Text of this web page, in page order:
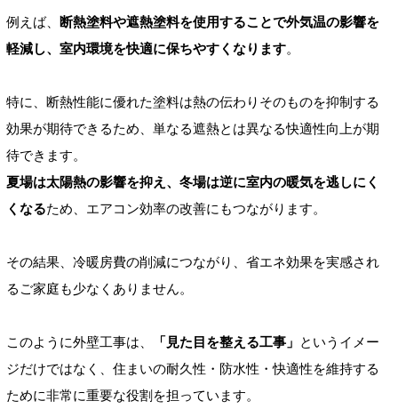
例えば、
断熱塗料や遮熱塗料を使用することで外気温の影響を
軽減し、室内環境を快適に保ちやすくなります。
特に、断熱性能に優れた塗料は熱の伝わりそのものを抑制する
効果が期待できるため、単なる遮熱とは異なる快適性向上が期
待できます。
夏場は太陽熱の影響を抑え、冬場は逆に室内の暖気を逃しにく
くなるため、エアコン効率の改善にもつながります。
その結果、冷暖房費の削減につながり、省エネ効果を実感され
るご家庭も少なくありません。
このように外壁工事は、 「見た目を整える工事」 というイメー
ジだけではなく、住まいの耐久性・防水性・快適性を維持する
ために非常に重要な役割を担っています。